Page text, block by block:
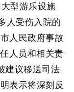
型游乐设施
人受伤入院的
人民政府事故
人员和相关责
建议移送司法
表示将深刻反